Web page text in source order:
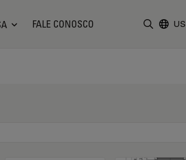
FALE CONOSCO US